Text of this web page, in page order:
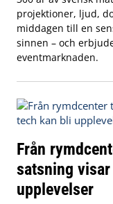
projektioner, ljud,
middagen till en
sinnen – och
eventmarknaden.
Från
satsning
upplevelser